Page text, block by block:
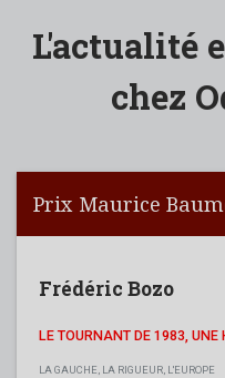
L'actualité
chez
Prix Maurice
Frédéric Bozo
LE TOURNANT DE 1983, UNE
LA GAUCHE, LA RIGUEUR, L'EUROPE